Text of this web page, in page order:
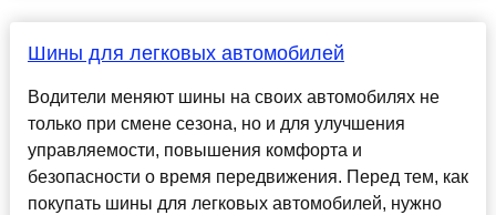
Шины для легковых автомобилей
Водители меняют шины на своих автомобилях не
только при смене сезона, но и для улучшения
управляемости, повышения комфорта и
безопасности о время передвижения. Перед тем, как
покупать шины для легковых автомобилей, нужно